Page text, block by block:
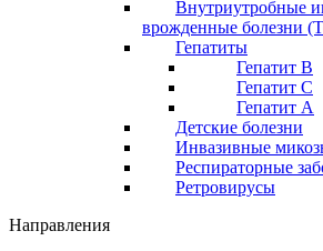
Внутриутробные
врожденные болезни
Гепатиты
Гепатит B
Гепатит C
Гепатит А
Детские болезни
Инвазивные
Респираторные
Ретровирусы
Направления